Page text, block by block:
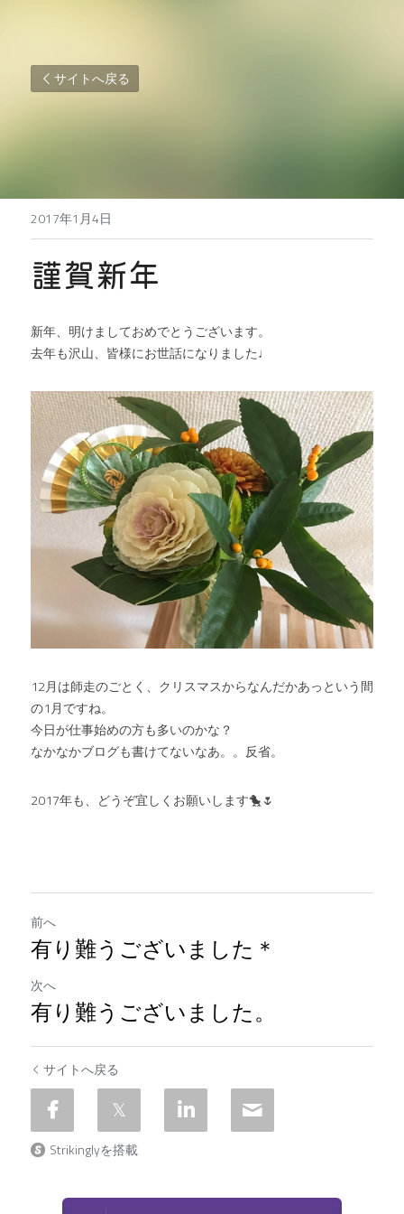
サイトへ戻る
2017年1月4日
謹賀新年
新年、明けましておめでとうございます。
去年も沢山、皆様にお世話になりました♩
12月は師走のごとく、クリスマスからなんだかあっという間
の1月ですね。
今日が仕事始めの方も多いのかな？
なかなかブログも書けてないなあ。。反省。
2017年も、どうぞ宜しくお願いします🐤🌷
前へ
有り難うございました＊
次へ
有り難うございました。
サイトへ戻る
Strikinglyを搭載